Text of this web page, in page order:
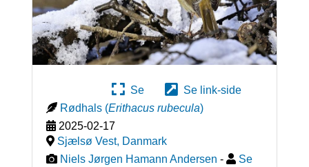
Se
Se link-side
Rødhals (Erithacus rubecula)
2025-02-17
Sjælsø Vest, Danmark
Niels Jørgen Hamann Andersen -
Se